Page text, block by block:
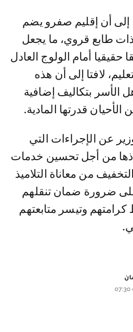
أن إقليم صفرو يضم
ذات طابع قروي، ما يجعل
أمام الولوج العادل
لافتا إلى أن هذه
الأسر بتكاليف إضافية
قدرتها المادية.
عن الإجراءات التي
من أجل تحسين خدمات
من معاناة التلاميذ
ضرورة ضمان تنقلهم
وتيسر متابعتهم